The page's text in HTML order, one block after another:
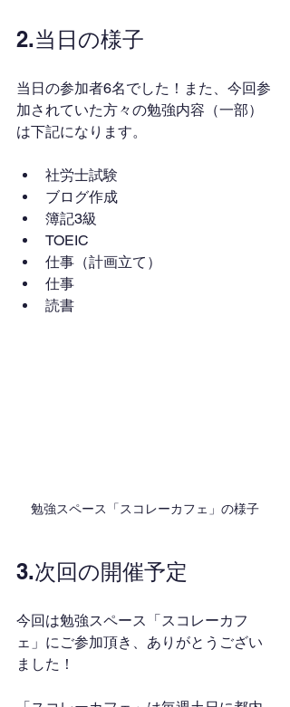
2.当日の様子
当日の参加者6名でした！また、今回参
加されていた方々の勉強内容（一部）
は下記になります。
社労士試験
ブログ作成
簿記3級
TOEIC
仕事（計画立て）
仕事
読書
勉強スペース「スコレーカフェ」の様子
3.次回の開催予定
今回は勉強スペース「スコレーカフ
ェ」にご参加頂き、ありがとうござい
ました！